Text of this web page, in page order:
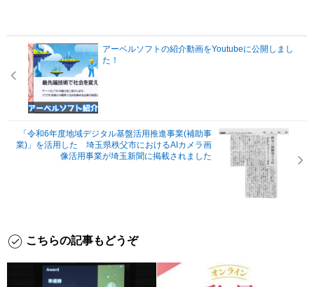
アーベルソフトの紹介動画をYoutubeに公開しまし
た！
「令和6年度地域デジタル基盤活用推進事業(補助事
業)」を活用した 埼玉県秩父市におけるAIカメラ画
像活用事業が埼玉新聞に掲載されました
こちらの記事もどうぞ